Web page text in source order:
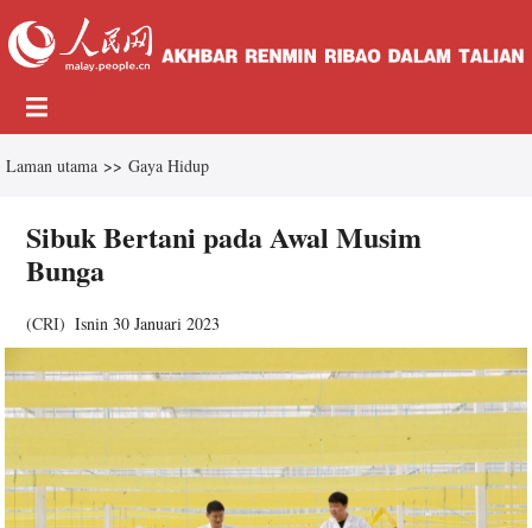
Laman utama >> Gaya Hidup
Sibuk Bertani pada Awal Musim
Bunga
(CRI) Isnin 30 Januari 2023